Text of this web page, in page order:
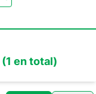
(1 en total)